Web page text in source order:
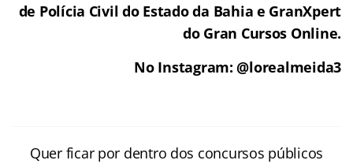
de Polícia Civil do Estado da Bahia e GranXpert
do Gran Cursos Online.
No Instagram: @lorealmeida3
Quer ficar por dentro dos concursos públicos